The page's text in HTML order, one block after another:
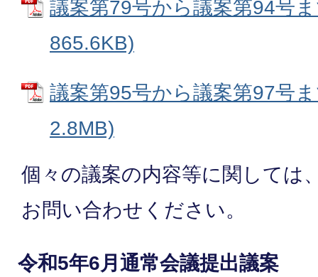
議案第79号から議案第94号
865.6KB)
議案第95号から議案第97号
2.8MB)
個々の議案の内容等に関しては
お問い合わせください。
令和5年6月通常会議提出議案